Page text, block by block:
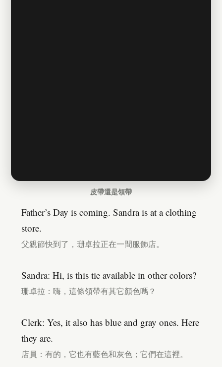
皮帶還是領帶
Father’s Day is coming. Sandra is at a clothing
store.
父親節快到了，珊卓拉正在一間服飾店。
Sandra: Hi, is this tie available in other colors?
珊卓拉：嗨，這條領帶有其它顏色嗎？
Clerk: Yes, it also has blue and gray ones. Here
they are.
店員：有的，它也有藍色和灰色；它們在這裡。